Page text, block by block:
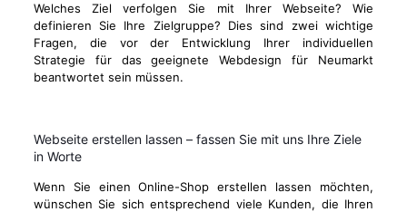
Welches Ziel verfolgen Sie mit Ihrer Webseite? Wie
definieren Sie Ihre Zielgruppe? Dies sind zwei wichtige
Fragen, die vor der Entwicklung Ihrer individuellen
Strategie für das geeignete Webdesign für Neumarkt
beantwortet sein müssen.
Webseite erstellen lassen – fassen Sie mit uns Ihre Ziele
in Worte
Wenn Sie einen Online-Shop erstellen lassen möchten,
wünschen Sie sich entsprechend viele Kunden, die Ihren